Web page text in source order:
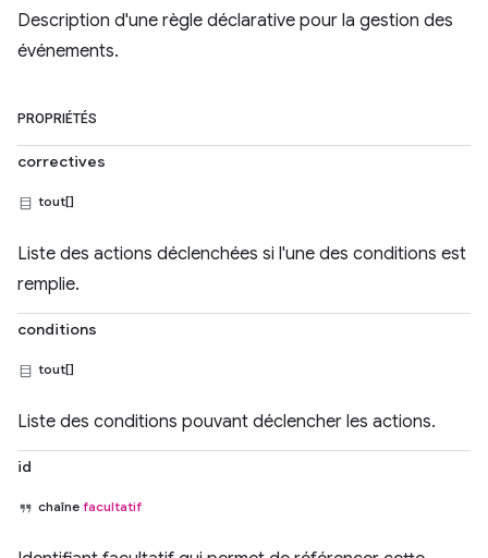
Description d'une règle déclarative pour la gestion des
événements.
PROPRIÉTÉS
correctives
tout[]
Liste des actions déclenchées si l'une des conditions est
remplie.
conditions
tout[]
Liste des conditions pouvant déclencher les actions.
id
chaîne facultatif